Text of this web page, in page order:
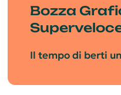
Bozza
Il tempo di berti